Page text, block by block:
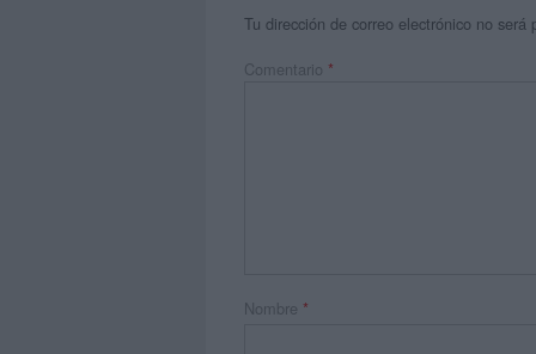
Tu dirección de correo electrónico no será
Comentario *
Nombre *